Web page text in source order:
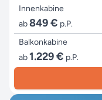
Innenkabine
ab849 € p.P.
Balkonkabine
ab1.229 € p.P.